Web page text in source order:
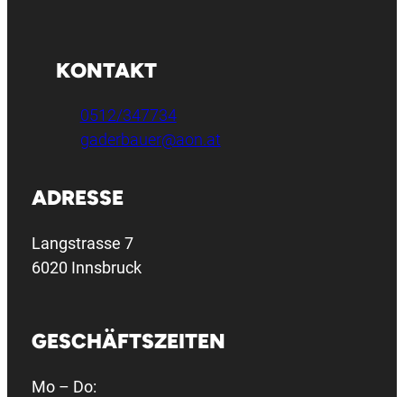
KONTAKT
0512/347734
gaderbauer@aon.at
ADRESSE
Langstrasse 7
6020 Innsbruck
GESCHÄFTSZEITEN
Mo – Do: